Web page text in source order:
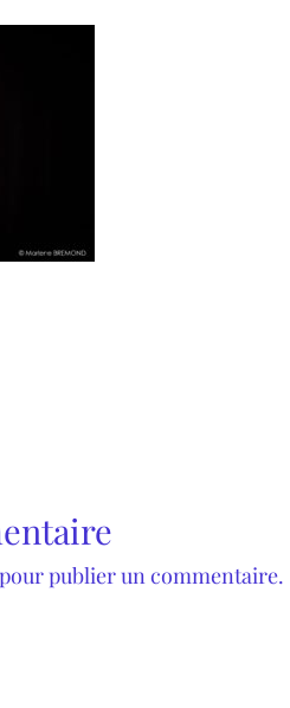
pour publier un commentaire.